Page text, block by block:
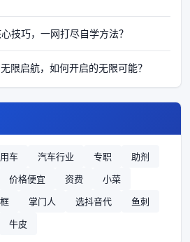
技巧，一网打尽自学方法？
限启航，如何开启的无限可能？
车 汽车行业 专职
助剂
价格便宜 资费
小菜
掌门人 选抖音代
鱼刺
牛皮